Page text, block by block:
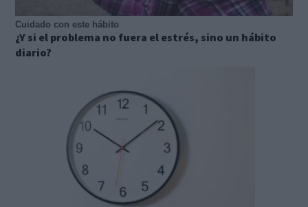
Cuidado con este hábito
¿Y si el problema no fuera el estrés, sino un hábito
diario?